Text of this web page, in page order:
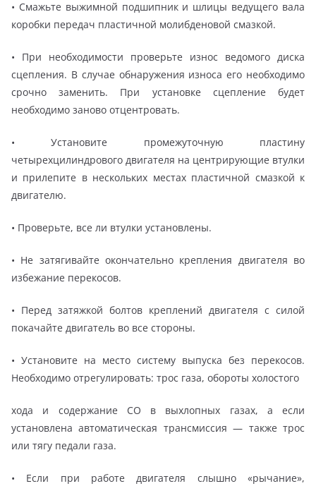
• Смажьте выжимной подшипник и шлицы ведущего вала
коробки передач пластичной молибденовой смазкой.
• При необходимости проверьте износ ведомого диска
сцепления. В случае обнаружения износа его необходимо
срочно заменить. При установке сцепление будет
необходимо заново отцентровать.
• Установите промежуточную пластину
четырехцилиндрового двигателя на центрирующие втулки
и прилепите в нескольких местах пластичной смазкой к
двигателю.
• Проверьте, все ли втулки установлены.
• Не затягивайте окончательно крепления двигателя во
избежание перекосов.
• Перед затяжкой болтов креплений двигателя с силой
покачайте двигатель во все стороны.
• Установите на место систему выпуска без перекосов.
Необходимо отрегулировать: трос газа, обороты холостого
хода и содержание СО в выхлопных газах, а если
установлена автоматическая трансмиссия — также трос
или тягу педали газа.
• Если при работе двигателя слышно «рычание»,